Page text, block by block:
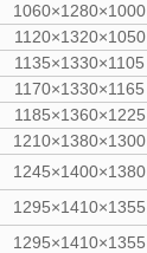
1060×1280×1000
1120×1320×1050
1135×1330×1105
1170×1330×1165
1185×1360×1225
1210×1380×1300
1245×1400×1380
1295×1410×1355
1295×1410×1355